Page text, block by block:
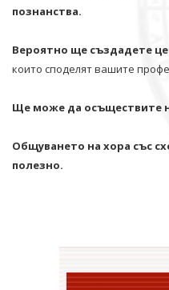
познанства.
Вероятно ще създадете
които споделят вашите
Ще може да осъществите
Общуването на хора със
полезно.